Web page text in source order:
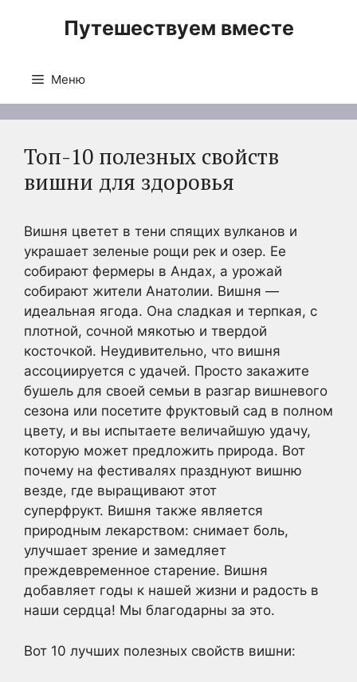
Путешествуем вместе
Меню
Топ-10 полезных свойств
вишни для здоровья
Вишня цветет в тени спящих вулканов и
украшает зеленые рощи рек и озер. Ее
собирают фермеры в Андах, а урожай
собирают жители Анатолии. Вишня —
идеальная ягода. Она сладкая и терпкая, с
плотной, сочной мякотью и твердой
косточкой. Неудивительно, что вишня
ассоциируется с удачей. Просто закажите
бушель для своей семьи в разгар вишневого
сезона или посетите фруктовый сад в полном
цвету, и вы испытаете величайшую удачу,
которую может предложить природа. Вот
почему на фестивалях празднуют вишню
везде, где выращивают этот
суперфрукт. Вишня также является
природным лекарством: снимает боль,
улучшает зрение и замедляет
преждевременное старение. Вишня
добавляет годы к нашей жизни и радость в
наши сердца! Мы благодарны за это.
Вот 10 лучших полезных свойств вишни: